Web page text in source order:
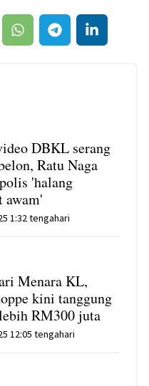
DBKL serang
Ratu Naga
'halang
awam'
1:32 tengahari
Menara KL,
kini tanggung
RM300 juta
12:05 tengahari